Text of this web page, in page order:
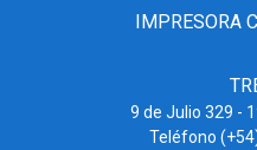
IMPRESORA
9 de Julio 329 -
Teléfono